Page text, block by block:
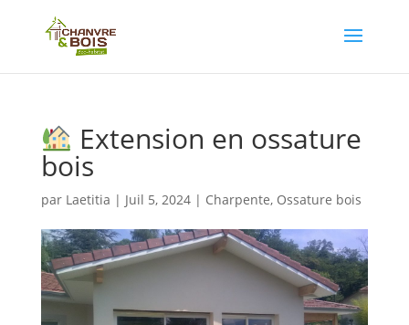
Extension en ossature
bois
par Laetitia | Juil 5, 2024| Charpente, Ossature bois